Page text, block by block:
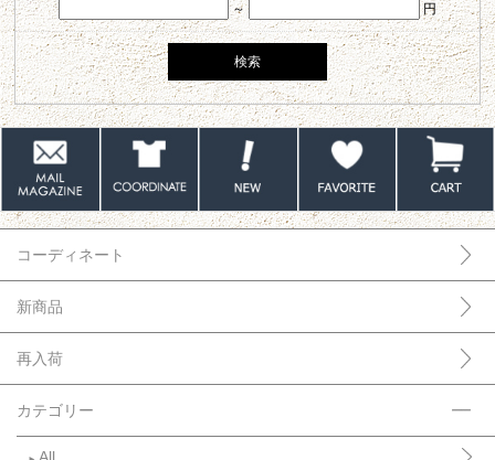
～
円
コーディネート
新商品
再入荷
カテゴリー